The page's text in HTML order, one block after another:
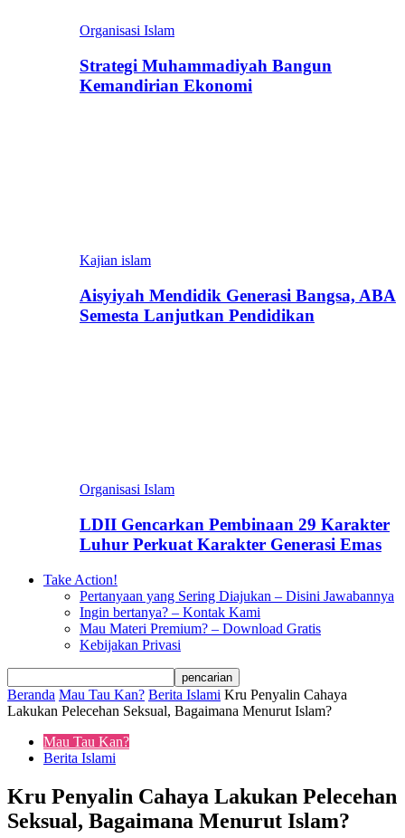
Organisasi Islam
Strategi Muhammadiyah Bangun
Kemandirian Ekonomi
Kajian islam
Aisyiyah Mendidik Generasi Bangsa, ABA
Semesta Lanjutkan Pendidikan
Organisasi Islam
LDII Gencarkan Pembinaan 29 Karakter
Luhur Perkuat Karakter Generasi Emas
Take Action!
Pertanyaan yang Sering Diajukan – Disini Jawabannya
Ingin bertanya? – Kontak Kami
Mau Materi Premium? – Download Gratis
Kebijakan Privasi
Beranda Mau Tau Kan? Berita Islami Kru Penyalin Cahaya
Lakukan Pelecehan Seksual, Bagaimana Menurut Islam?
Mau Tau Kan?
Berita Islami
Kru Penyalin Cahaya Lakukan Pelecehan
Seksual, Bagaimana Menurut Islam?